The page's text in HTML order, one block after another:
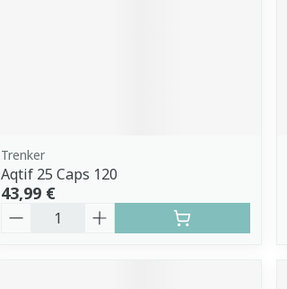
Trenker
Aqtif 25 Caps 120
43,99 €
Quantité